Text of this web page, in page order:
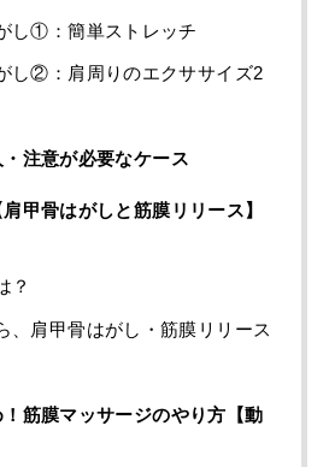
し①：簡単ストレッチ
し②：肩周りのエクササイズ2
注意が必要なケース
甲骨はがしと筋膜リリース】
？
、肩甲骨はがし・筋膜リリース
筋膜マッサージのやり方【動